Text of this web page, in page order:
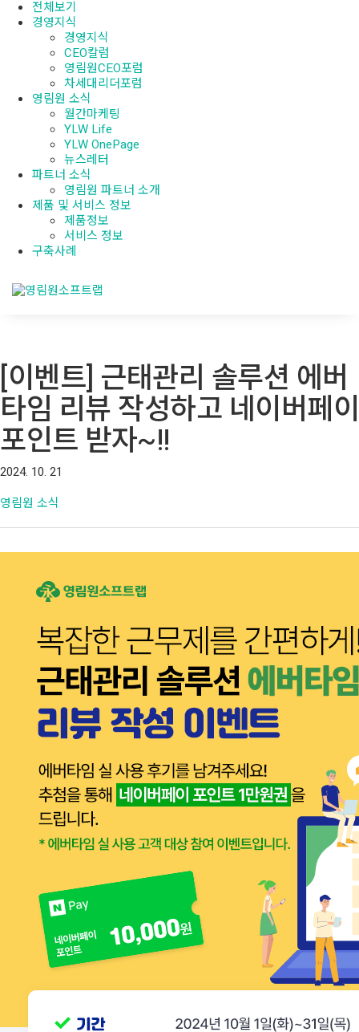
전체보기
경영지식
경영지식
CEO칼럼
영림원CEO포럼
차세대리더포럼
영림원 소식
월간마케팅
YLW Life
YLW OnePage
뉴스레터
파트너 소식
영림원 파트너 소개
제품 및 서비스 정보
제품정보
서비스 정보
구축사례
[이벤트] 근태관리 솔루션 에버
타임 리뷰 작성하고 네이버페이
포인트 받자~!!
2024. 10. 21
영림원 소식